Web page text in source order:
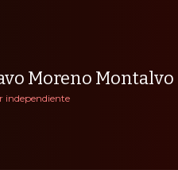
Moreno Montalvo
independiente